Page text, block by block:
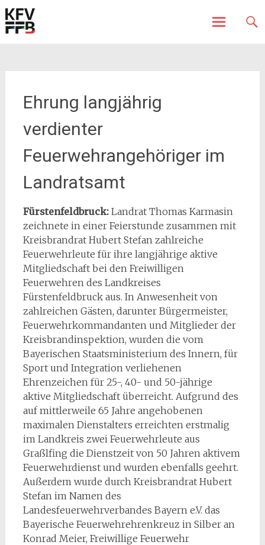
Ehrung langjährig
verdienter
Feuerwehrangehöriger im
Landratsamt
Fürstenfeldbruck:Landrat Thomas Karmasin
zeichnete in einer Feierstunde zusammen mit
Kreisbrandrat Hubert Stefan zahlreiche
Feuerwehrleute für ihre langjährige aktive
Mitgliedschaft bei den Freiwilligen
Feuerwehren des Landkreises
Fürstenfeldbruck aus. In Anwesenheit von
zahlreichen Gästen, darunter Bürgermeister,
Feuerwehrkommandanten und Mitglieder der
Kreisbrandinspektion, wurden die vom
Bayerischen Staatsministerium des Innern, für
Sport und Integration verliehenen
Ehrenzeichen für 25-, 40- und 50-jährige
aktive Mitgliedschaft überreicht. Aufgrund des
auf mittlerweile 65 Jahre angehobenen
maximalen Dienstalters erreichten erstmalig
im Landkreis zwei Feuerwehrleute aus
Graßlfing die Dienstzeit von 50 Jahren aktivem
Feuerwehrdienst und wurden ebenfalls geehrt.
Außerdem wurde durch Kreisbrandrat Hubert
Stefan im Namen des
Landesfeuerwehrverbandes Bayern e.V. das
Bayerische Feuerwehrehrenkreuz in Silber an
Konrad Meier, Freiwillige Feuerwehr